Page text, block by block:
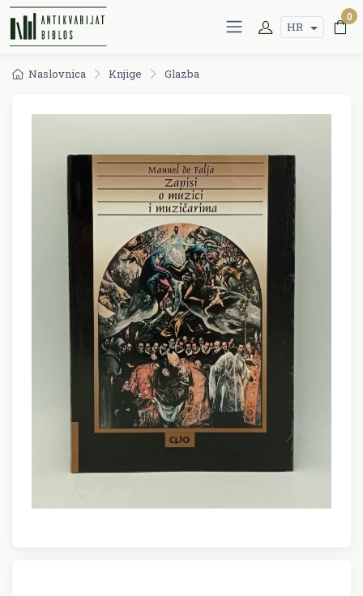
HR
0
Naslovnica Knjige Glazba